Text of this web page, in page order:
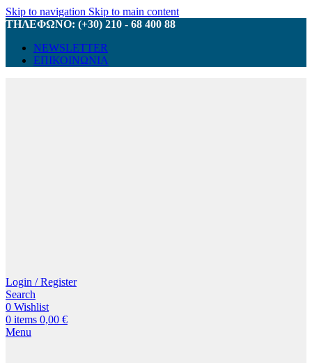
Skip to navigation Skip to main content
ΤΗΛΕΦΩΝΟ: (+30) 210 - 68 400 88
NEWSLETTER
ΕΠΙΚΟΙΝΩΝΙΑ
Login / Register
Search
0 Wishlist
0 items 0,00 €
Menu